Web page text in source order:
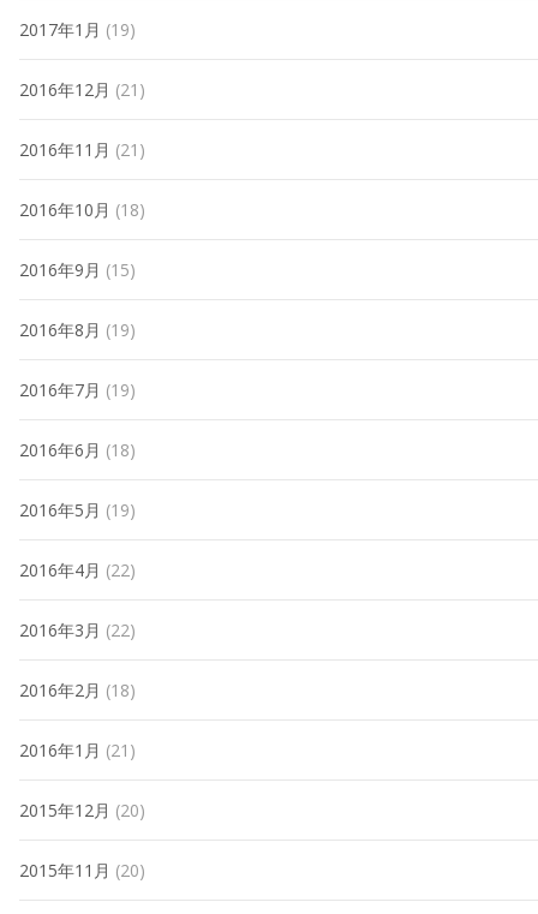
2017年1月 (19)
2016年12月 (21)
2016年11月 (21)
2016年10月 (18)
2016年9月 (15)
2016年8月 (19)
2016年7月 (19)
2016年6月 (18)
2016年5月 (19)
2016年4月 (22)
2016年3月 (22)
2016年2月 (18)
2016年1月 (21)
2015年12月 (20)
2015年11月 (20)